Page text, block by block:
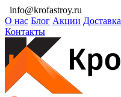
info@krofastroy.ru
О нас Блог Акции Доставка
Контакты